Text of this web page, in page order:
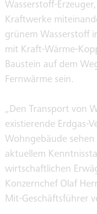
Wasserstoff-
Kraftwerke
grünem Wasserstoff
mit Kraft-Wärme-
Baustein auf dem
Fernwärme sein.
„Den Transport von
existierende Erdgas-
Wohngebäude
aktuellem
wirtschaftlichen
Konzernchef Olaf
Mit-Geschäftsführer